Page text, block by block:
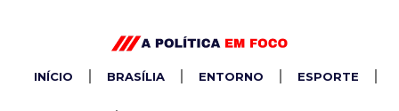
INÍCIO BRASÍLIA ENTORNO ESPORTE